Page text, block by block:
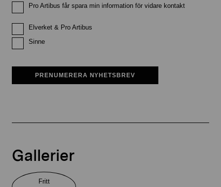
Pro Artibus får spara min information för vidare kontakt
Elverket & Pro Artibus
Sinne
PRENUMERERA NYHETSBREV
Gallerier
Fritt